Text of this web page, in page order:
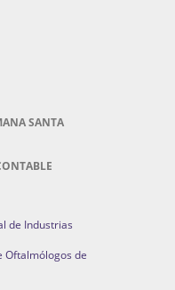
SANTA
de Industrias
Oftalmólogos de